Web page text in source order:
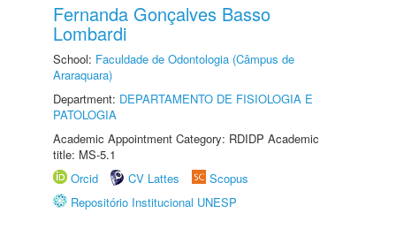
Fernanda Gonçalves Basso
Lombardi
School: Faculdade de Odontologia (Câmpus de
Araraquara)
Department: DEPARTAMENTO DE FISIOLOGIA E
PATOLOGIA
Academic Appointment Category: RDIDP Academic
title: MS-5.1
Orcid
CV Lattes
Scopus
Repositório Institucional UNESP